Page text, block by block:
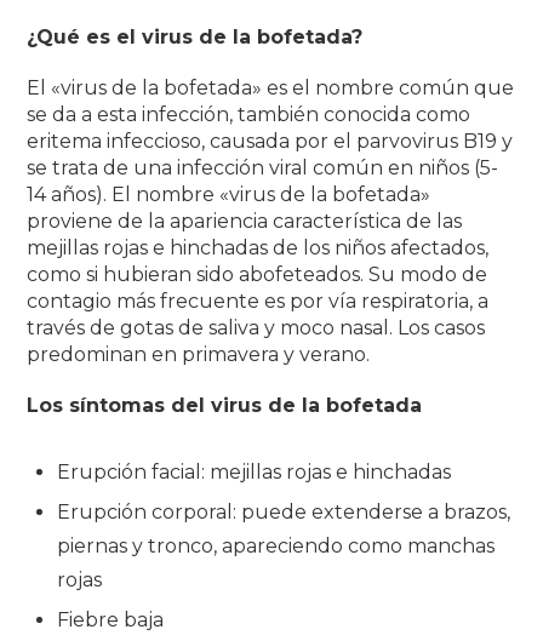
¿Qué es el virus de la bofetada?
El «virus de la bofetada» es el nombre común que
se da a esta infección, también conocida como
eritema infeccioso, causada por el parvovirus B19 y
se trata de una infección viral común en niños (5-
14 años). El nombre «virus de la bofetada»
proviene de la apariencia característica de las
mejillas rojas e hinchadas de los niños afectados,
como si hubieran sido abofeteados. Su modo de
contagio más frecuente es por vía respiratoria, a
través de gotas de saliva y moco nasal. Los casos
predominan en primavera y verano.
Los síntomas del virus de la bofetada
Erupción facial: mejillas rojas e hinchadas
Erupción corporal: puede extenderse a brazos,
piernas y tronco, apareciendo como manchas
rojas
Fiebre baja